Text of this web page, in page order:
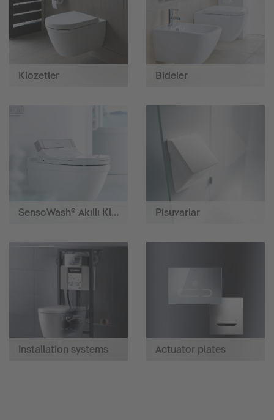
Klozetler Bideler
SensoWash® Akıllı Klozetler Pisuvarlar
Installation systems Actuator plates